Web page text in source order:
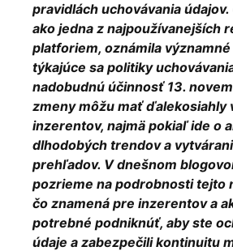
pravidlách uchovávania údajov.
ako jedna z najpoužívanejších
platforiem, oznámila
týkajúce sa politiky
nadobudnú účinnosť 13.
zmeny môžu mať ďalekosiahly
inzerentov, najmä pokiaľ ide o
dlhodobých trendov a
prehľadov. V dnešnom
pozrieme na podrobnosti tejto
čo znamená pre inzerentov a
potrebné podniknúť, aby ste
údaje a zabezpečili kontinuitu